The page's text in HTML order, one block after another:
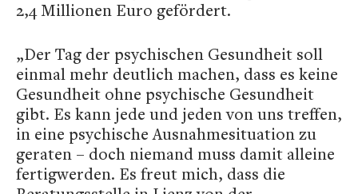
2,4 Millionen Euro gefördert.
„Der Tag der psychischen Gesundheit soll
einmal mehr deutlich machen, dass es keine
Gesundheit ohne psychische Gesundheit
gibt. Es kann jede und jeden von uns treffen,
in eine psychische Ausnahmesituation zu
geraten – doch niemand muss damit alleine
fertigwerden. Es freut mich, dass die